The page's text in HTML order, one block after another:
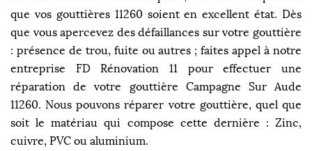
que vos gouttières 11260 soient en excellent état. Dès
que vous apercevez des défaillances sur votre gouttière
: présence de trou, fuite ou autres ; faites appel à notre
entreprise FD Rénovation 11 pour effectuer une
réparation de votre gouttière Campagne Sur Aude
11260. Nous pouvons réparer votre gouttière, quel que
soit le matériau qui compose cette dernière : Zinc,
cuivre, PVC ou aluminium.